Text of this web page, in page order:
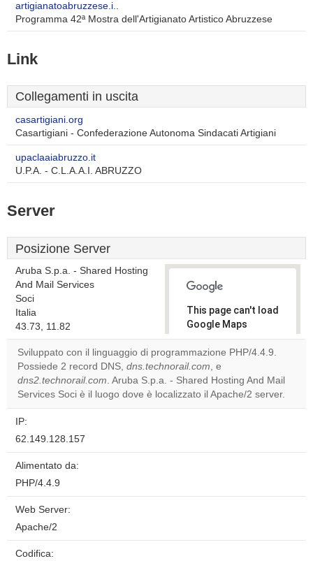
artigianatoabruzzese.i..
Programma 42ª Mostra dell'Artigianato Artistico Abruzzese
Link
Collegamenti in uscita
casartigiani.org
Casartigiani - Confederazione Autonoma Sindacati Artigiani
upaclaaiabruzzo.it
U.P.A. - C.L.A.A.I. ABRUZZO
Server
Posizione Server
Aruba S.p.a. - Shared Hosting
And Mail Services
Soci
Italia
43.73, 11.82
This page can't load
Google Maps
correctly.
Do you
own this
website?
OK
Sviluppato con il linguaggio di programmazione PHP/4.4.9.
Possiede 2 record DNS, dns.technorail.com, e
dns2.technorail.com. Aruba S.p.a. - Shared Hosting And Mail
Services Soci è il luogo dove è localizzato il Apache/2 server.
IP:
62.149.128.157
Alimentato da:
PHP/4.4.9
Web Server:
Apache/2
Codifica: